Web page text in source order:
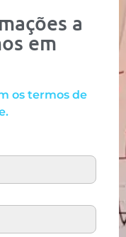
a
em
os termos de